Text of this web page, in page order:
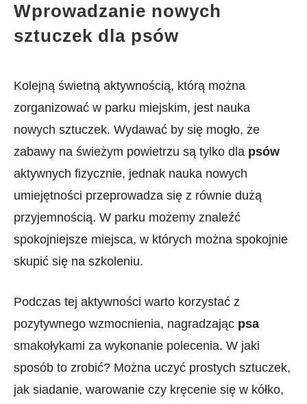
Wprowadzanie nowych
sztuczek dla psów
Kolejną świetną aktywnością, którą ⁣można
zorganizować w parku miejskim, jest nauka
nowych sztuczek. Wydawać by się mogło, że
zabawy na świeżym powietrzu są tylko dla psów
aktywnych fizycznie, jednak nauka nowych
umiejętności przeprowadza się z równie dużą
przyjemnością. W⁣ parku możemy znaleźć
spokojniejsze miejsca,⁢ w których można ‌spokojnie‍
skupić⁤ się na szkoleniu.
Podczas tej aktywności‌ warto korzystać z
pozytywnego ⁤wzmocnienia, nagradzając psa
smakołykami za wykonanie polecenia.‌ W jaki
sposób to zrobić? Można uczyć prostych sztuczek,
jak siadanie,⁤ warowanie czy ⁣kręcenie się w‌ kółko,